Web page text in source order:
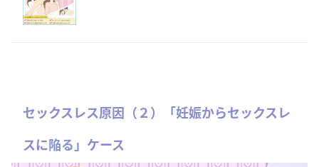
セックスレス原因（２）「妊娠からセックスレ
スに陥る」ケース